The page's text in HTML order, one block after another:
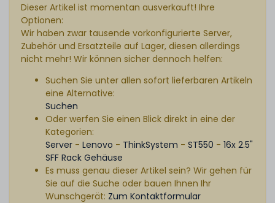
Dieser Artikel ist momentan ausverkauft! Ihre
Optionen:
Wir haben zwar tausende vorkonfigurierte Server,
Zubehör und Ersatzteile auf Lager, diesen allerdings
nicht mehr! Wir können sicher dennoch helfen:
Suchen Sie unter allen sofort lieferbaren Artikeln
eine Alternative:
Suchen
Oder werfen Sie einen Blick direkt in eine der
Kategorien:
Server- Lenovo - ThinkSystem - ST550 - 16x 2.5"
SFF Rack Gehäuse
Es muss genau dieser Artikel sein? Wir gehen für
Sie auf die Suche oder bauen Ihnen Ihr
Wunschgerät: Zum Kontaktformular